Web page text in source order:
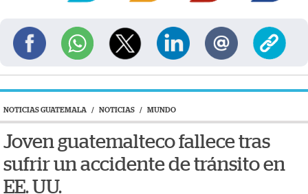
NOTICIAS GUATEMALA / NOTICIAS / MUNDO
Joven guatemalteco fallece tras
sufrir un accidente de tránsito en
EE. UU.